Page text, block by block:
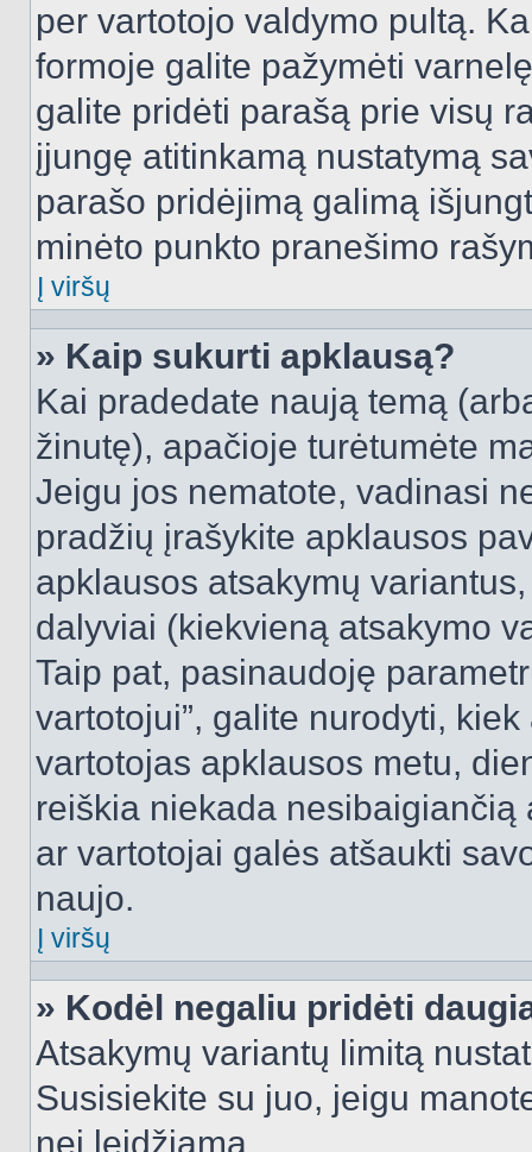
per vartotojo valdymo pultą.
formoje galite pažymėti
galite pridėti parašą prie visų
įjungę atitinkamą nustatymą
parašo pridėjimą galimą
minėto punkto pranešimo
Į viršų
» Kaip sukurti apklausą?
Kai pradedate naują temą
žinutę), apačioje turėtumėte
Jeigu jos nematote, vadinasi
pradžių įrašykite apklausos
apklausos atsakymų
dalyviai (kiekvieną atsakymo
Taip pat, pasinaudoję
vartotojui”, galite nurodyti,
vartotojas apklausos metu,
reiškia niekada
ar vartotojai galės atšaukti
naujo.
Į viršų
» Kodėl negaliu pridėti
Atsakymų variantų limitą
Susisiekite su juo, jeigu
nei leidžiama.